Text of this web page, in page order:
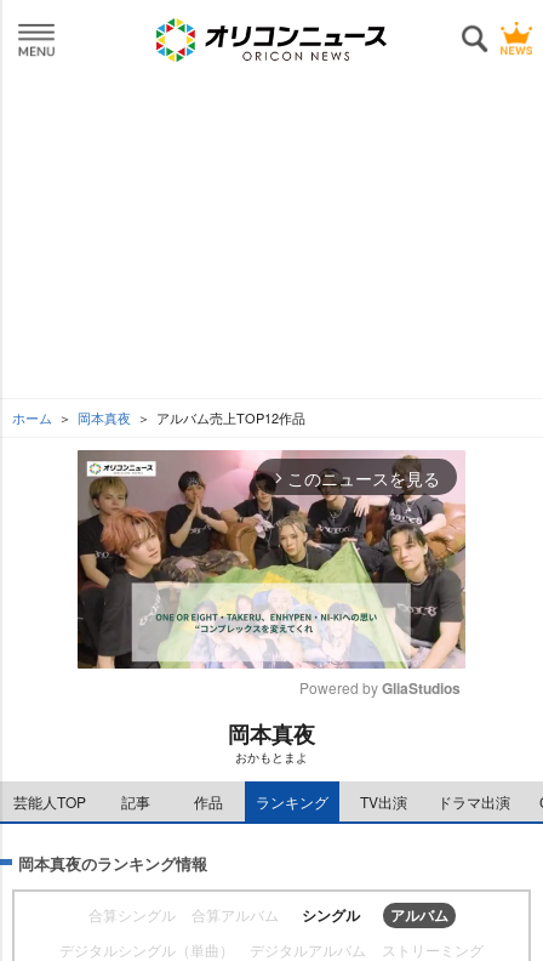
ホーム 岡本真夜 アルバム売上TOP12作品
arrow_forward_ios このニュースを見る
t
e
Powered by GliaStudios
岡本真夜
おかもとまよ
芸能人TOP 記事 作品 ランキング TV出演 ドラマ出演
岡本真夜のランキング情報
合算シングル 合算アルバム シングル アルバム
デジタルシングル（単曲） デジタルアルバム
ストリーミング